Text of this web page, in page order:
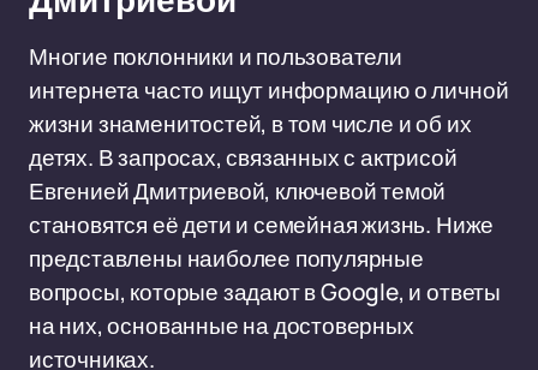
Многие поклонники и пользователи
интернета часто ищут информацию о личной
жизни знаменитостей, в том числе и об их
детях. В запросах, связанных с актрисой
Евгенией Дмитриевой, ключевой темой
становятся её дети и семейная жизнь. Ниже
представлены наиболее популярные
вопросы, которые задают в Google, и ответы
на них, основанные на достоверных
источниках.